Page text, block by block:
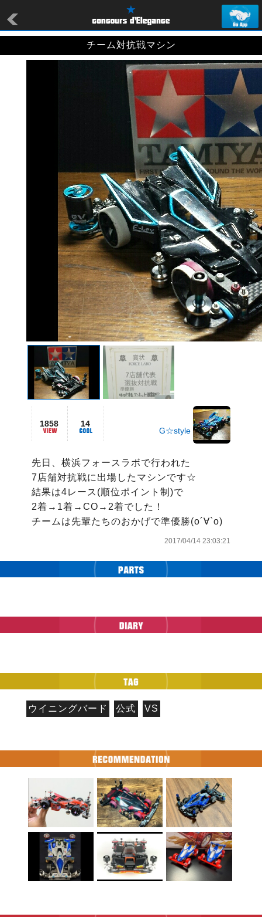
チーム対抗戦マシン
1858 14
G☆style
先日、横浜フォースラボで行われた
7店舗対抗戦に出場したマシンです☆
結果は4レース(順位ポイント制)で
2着→1着→CO→2着でした！
チームは先輩たちのおかげで準優勝(о´∀`о)
2017/04/14 23:03:21
ウイニングバード 公式 VS